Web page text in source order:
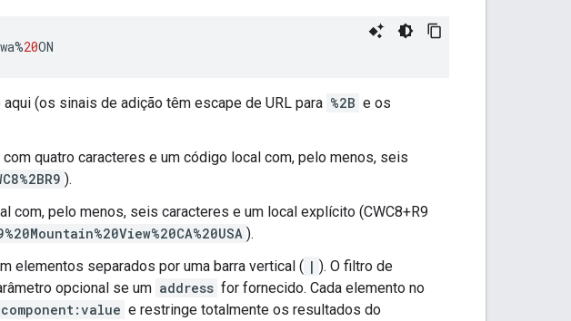
%20ON
(os sinais de adição têm escape de URL para %2B e os
quatro caracteres e um código local com, pelo menos, seis
).
com, pelo menos, seis caracteres e um local explícito (CWC8+R9
).
elementos separados por uma barra vertical ( | ). O filtro de
opcional se um address for fornecido. Cada elemento no
component:value e restringe totalmente os resultados do